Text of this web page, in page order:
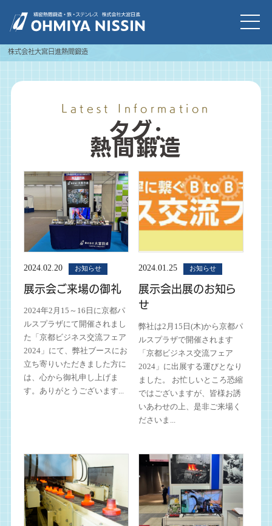
株式会社大宮日進熱間鍛造
Latest Information
タグ:
熱間鍛造
2024.02.20 お知らせ
展示会ご来場の御礼
2024年2月15～16日に京都パ
ルスプラザにて開催されまし
た「京都ビジネス交流フェア
2024」にて、弊社ブースにお
立ち寄りいただきました方に
は、心から御礼申し上げま
す。ありがとうございます...
2024.01.25 お知らせ
展示会出展のお知ら
せ
弊社は2月15日(木)から京都パ
ルスプラザで開催されます
「京都ビジネス交流フェア
2024」に出展する運びとなり
ました。 お忙しいところ恐縮
ではございますが、皆様お誘
いあわせの上、是非ご来場く
ださいま...